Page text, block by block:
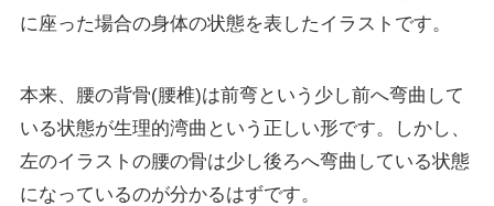
に座った場合の身体の状態を表したイラストです。
本来、腰の背骨(腰椎)は前弯という少し前へ弯曲して
いる状態が生理的湾曲という正しい形です。しかし、
左のイラストの腰の骨は少し後ろへ弯曲している状態
になっているのが分かるはずです。